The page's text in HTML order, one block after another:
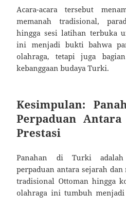
Acara-acara tersebut
memanah tradisional,
hingga sesi latihan terbuka
ini menjadi bukti bahwa
olahraga, tetapi juga
kebanggaan budaya Turki.
Kesimpulan:
Perpaduan
Prestasi
Panahan di Turki
perpaduan antara sejarah
tradisional Ottoman hingga
olahraga ini tumbuh